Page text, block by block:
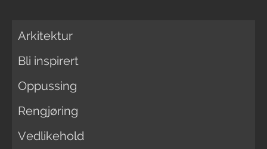
Arkitektur
Bli inspirert
Oppussing
Rengjøring
Vedlikehold